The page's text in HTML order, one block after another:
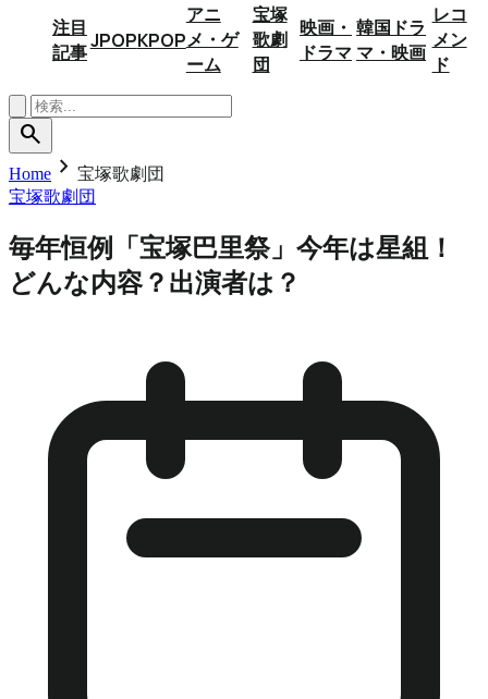
注目
記事JPOPKPOP
アニ
メ・ゲ
ーム
宝塚
歌劇
団
映画・
ドラマ
韓国ドラ
マ・映画
レコ
メン
ド
search
Home chevron_right 宝塚歌劇団
宝塚歌劇団
毎年恒例「宝塚巴里祭」今年は星組！
どんな内容？出演者は？